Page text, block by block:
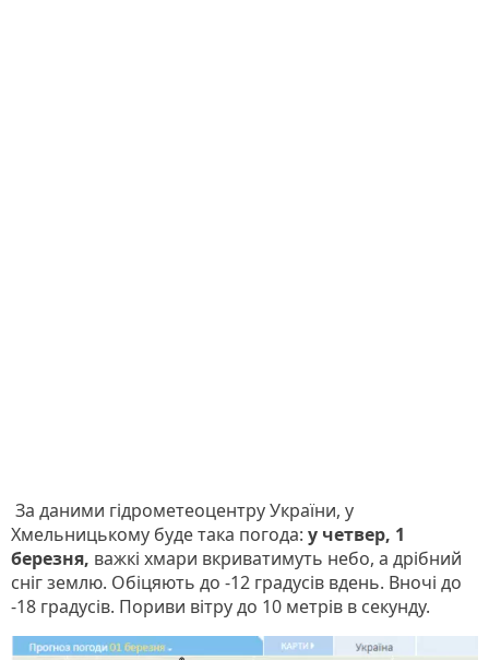
За даними гідрометеоцентру України, у
Хмельницькому буде така погода: у четвер, 1
березня, важкі хмари вкриватимуть небо, а дрібний
сніг землю. Обіцяють до -12 градусів вдень. Вночі до
-18 градусів. Пориви вітру до 10 метрів в секунду.